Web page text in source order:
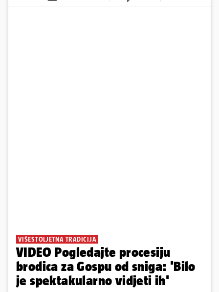
VIŠESTOLJETNA TRADICIJA
VIDEO Pogledajte procesiju
brodica za Gospu od sniga: 'Bilo
je spektakularno vidjeti ih'